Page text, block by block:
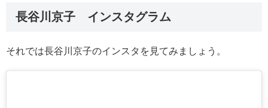
長谷川京子 インスタグラム
それでは長谷川京子のインスタを見てみましょう。